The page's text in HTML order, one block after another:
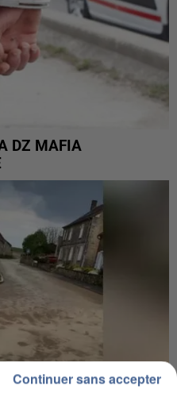
DZ MAFIA
Continuer sans accepter